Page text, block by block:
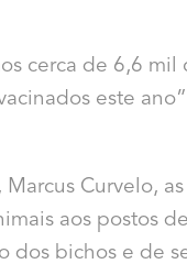
cerca de 6,6
este
Curvelo,
aos postos
dos bichos e de